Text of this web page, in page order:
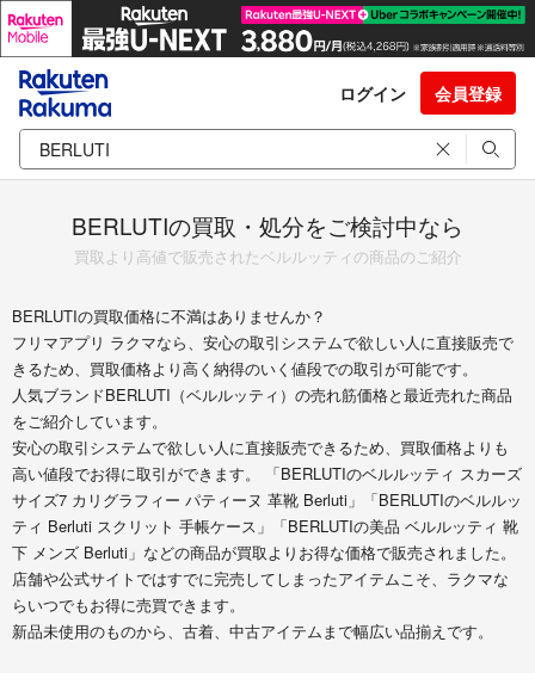
ログイン 会員登録
BERLUTIの買取・処分をご検討中なら
買取より高値で販売されたベルルッティの商品のご紹介
BERLUTIの買取価格に不満はありませんか？
フリマアプリ ラクマなら、安心の取引システムで欲しい人に直接販売で
きるため、買取価格より高く納得のいく値段での取引が可能です。
人気ブランドBERLUTI（ベルルッティ）の売れ筋価格と最近売れた商品
をご紹介しています。
安心の取引システムで欲しい人に直接販売できるため、買取価格よりも
高い値段でお得に取引ができます。 「BERLUTIのベルルッティ スカーズ
サイズ7 カリグラフィー パティーヌ 革靴 Berluti」「BERLUTIのベルルッ
ティ Berluti スクリット 手帳ケース」「BERLUTIの美品 ベルルッティ 靴
下 メンズ Berluti」などの商品が買取よりお得な価格で販売されました。
店舗や公式サイトではすでに完売してしまったアイテムこそ、ラクマな
らいつでもお得に売買できます。
新品未使用のものから、古着、中古アイテムまで幅広い品揃えです。